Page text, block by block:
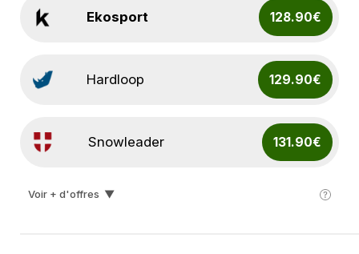
Ekosport 128.90€
Hardloop 129.90€
Snowleader 131.90€
Voir + d'offres ▼